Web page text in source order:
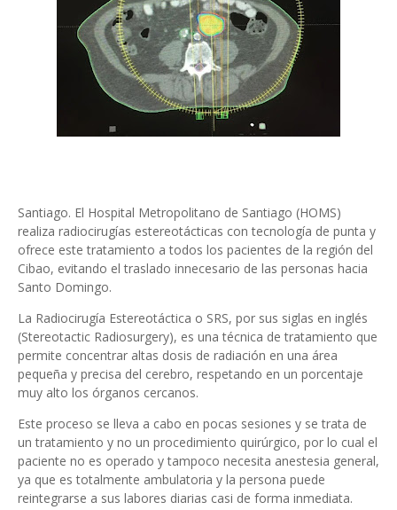
Santiago. El Hospital Metropolitano de Santiago (HOMS)
realiza radiocirugías estereotácticas con tecnología de punta y
ofrece este tratamiento a todos los pacientes de la región del
Cibao, evitando el traslado innecesario de las personas hacia
Santo Domingo.
La Radiocirugía Estereotáctica o SRS, por sus siglas en inglés
(Stereotactic Radiosurgery), es una técnica de tratamiento que
permite concentrar altas dosis de radiación en una área
pequeña y precisa del cerebro, respetando en un porcentaje
muy alto los órganos cercanos.
Este proceso se lleva a cabo en pocas sesiones y se trata de
un tratamiento y no un procedimiento quirúrgico, por lo cual el
paciente no es operado y tampoco necesita anestesia general,
ya que es totalmente ambulatoria y la persona puede
reintegrarse a sus labores diarias casi de forma inmediata.